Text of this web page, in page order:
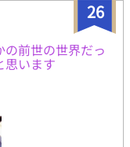
26
の前世の世界だっ
思います